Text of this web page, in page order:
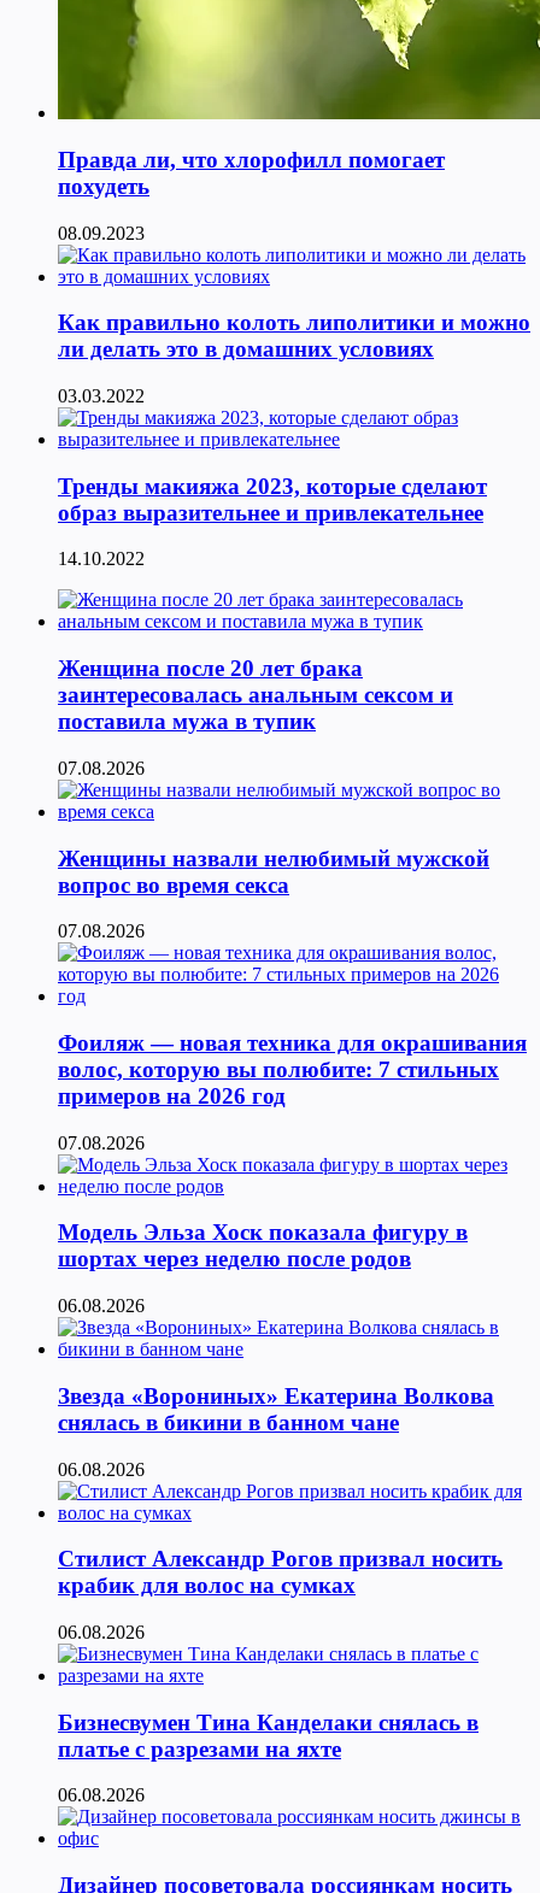
Правда ли, что хлорофилл помогает
похудеть
08.09.2023
Как правильно колоть липолитики и можно
ли делать это в домашних условиях
03.03.2022
Тренды макияжа 2023, которые сделают
образ выразительнее и привлекательнее
14.10.2022
Женщина после 20 лет брака
заинтересовалась анальным сексом и
поставила мужа в тупик
07.08.2026
Женщины назвали нелюбимый мужской
вопрос во время секса
07.08.2026
Фоиляж — новая техника для окрашивания
волос, которую вы полюбите: 7 стильных
примеров на 2026 год
07.08.2026
Модель Эльза Хоск показала фигуру в
шортах через неделю после родов
06.08.2026
Звезда «Ворониных» Екатерина Волкова
снялась в бикини в банном чане
06.08.2026
Стилист Александр Рогов призвал носить
крабик для волос на сумках
06.08.2026
Бизнесвумен Тина Канделаки снялась в
платье с разрезами на яхте
06.08.2026
Дизайнер посоветовала россиянкам носить